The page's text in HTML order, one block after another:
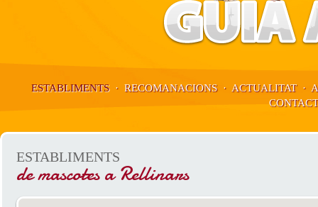
ESTABLIMENTS· RECOMANACIONS· ACTUALITAT·
ESTABLIMENTS
de mascotes a Rellinars